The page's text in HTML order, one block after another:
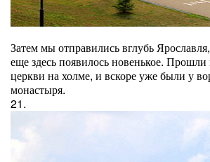
Затем мы отправились вглубь
еще здесь появилось новенькое.
церкви на холме, и вскоре уже были у
монастыря.
21.